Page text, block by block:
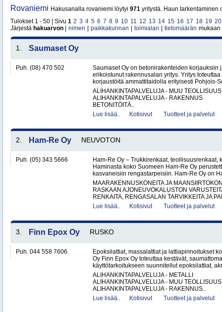
Rovaniemi Hakusanalla rovaniemi löytyi 971 yritystä. Haun tarkentaminen
Tulokset 1 - 50 | Sivu 1 2 3 4 5 6 7 8 9 10 11 12 13 14 15 16 17 18 19 20
Järjestä hakuarvon nimen paikkakunnan toimialan tietomäärän mukaan
1. Saumaset Oy
Puh. (08) 470 502
Saumaset Oy on betonirakenteiden korjauksiin
erikoistunut rakennusalan yritys. Yritys
korjaustöitä ammattitaidolla erityisesti Pohjois-
ALIHANKINTAPALVELUJA - MUU TEOLLISUUS
ALIHANKINTAPALVELUJA - RAKENNUS
BETONITÖITÄ..
Lue lisää..
Kotisivut Tuotteet ja palvelut
2. Ham-Re Oy NEUVOTON
Puh. (05) 343 5666
Ham-Re Oy – Trukkirenkaat, teollisuusrenkaat,
Haminasta koko Suomeen Ham-Re Oy
kasvaneisiin rengastarpeisiin. Ham-Re Oy on
MAARAKENNUSKONEITA JA
RASKAAN AJONEUVOKALUSTON
RENKAITA, RENGASALAN TARVIKKEITA JA
Lue lisää..
Kotisivut Tuotteet ja palvelut
3. Finn Epox Oy RUSKO
Puh. 044 558 7606
Epoksilattiat, massalattiat ja lattiapinnoitukset
Oy Finn Epox Oy toteuttaa kestävät,
käyttötarkoitukseen suunnitellut epoksilattiat,
ALIHANKINTAPALVELUJA - METALLI
ALIHANKINTAPALVELUJA - MUU TEOLLISUUS
ALIHANKINTAPALVELUJA - RAKENNUS..
Lue lisää..
Kotisivut Tuotteet ja palvelut